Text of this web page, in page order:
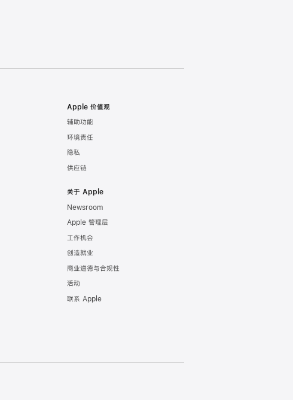
Apple 价值观
辅助功能
环境责任
隐私
供应链
关于 Apple
Newsroom
Apple 管理层
工作机会
创造就业
商业道德与合规性
活动
联系 Apple